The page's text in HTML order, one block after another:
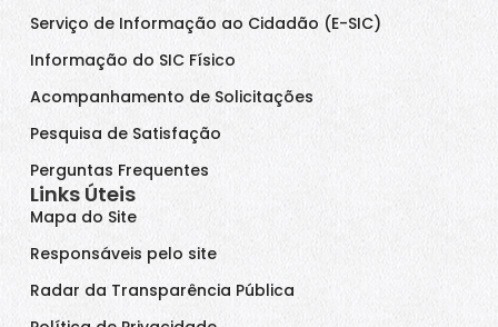
Serviço de Informação ao Cidadão (E-SIC)
Informação do SIC Físico
Acompanhamento de Solicitações
Pesquisa de Satisfação
Perguntas Frequentes
Links Úteis
Mapa do Site
Responsáveis pelo site
Radar da Transparência Pública